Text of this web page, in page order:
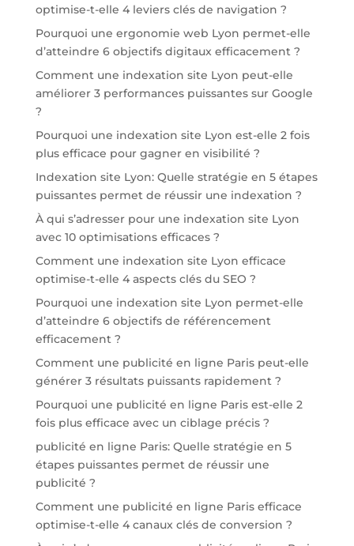
optimise-t-elle 4 leviers clés de navigation ?
Pourquoi une ergonomie web Lyon permet-elle
d’atteindre 6 objectifs digitaux efficacement ?
Comment une indexation site Lyon peut-elle
améliorer 3 performances puissantes sur Google
?
Pourquoi une indexation site Lyon est-elle 2 fois
plus efficace pour gagner en visibilité ?
Indexation site Lyon: Quelle stratégie en 5 étapes
puissantes permet de réussir une indexation ?
À qui s’adresser pour une indexation site Lyon
avec 10 optimisations efficaces ?
Comment une indexation site Lyon efficace
optimise-t-elle 4 aspects clés du SEO ?
Pourquoi une indexation site Lyon permet-elle
d’atteindre 6 objectifs de référencement
efficacement ?
Comment une publicité en ligne Paris peut-elle
générer 3 résultats puissants rapidement ?
Pourquoi une publicité en ligne Paris est-elle 2
fois plus efficace avec un ciblage précis ?
publicité en ligne Paris: Quelle stratégie en 5
étapes puissantes permet de réussir une
publicité ?
Comment une publicité en ligne Paris efficace
optimise-t-elle 4 canaux clés de conversion ?